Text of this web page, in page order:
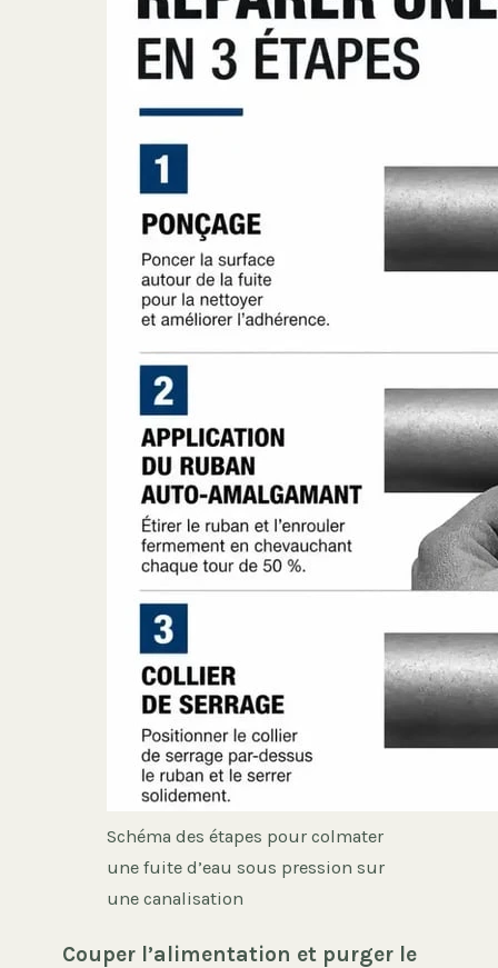
Schéma des étapes pour colmater
une fuite d’eau sous pression sur
une canalisation
Couper l’alimentation et purger le